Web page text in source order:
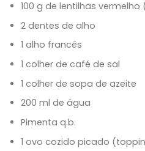
100 g de lentilhas
2 dentes de alho
1 alho francês
1 colher de café de sal
1 colher de sopa de azeite
200 ml de água
Pimenta q.b.
1 ovo cozido picado